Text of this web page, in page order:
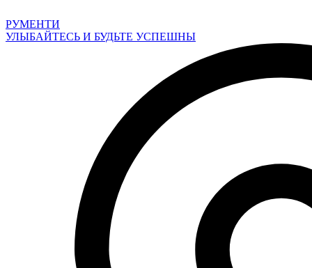
к
содержимому
РУМЕНТИ
УЛЫБАЙТЕСЬ И БУДЬТЕ УСПЕШНЫ